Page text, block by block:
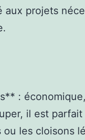
aux projets
:
il est
ou les cloisons